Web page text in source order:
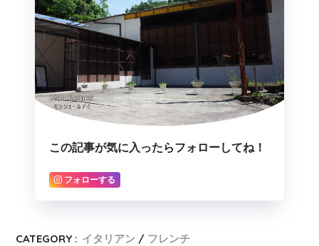
この記事が気に入ったらフォローしてね！
フォローする
CATEGORY : イタリアン
フレンチ